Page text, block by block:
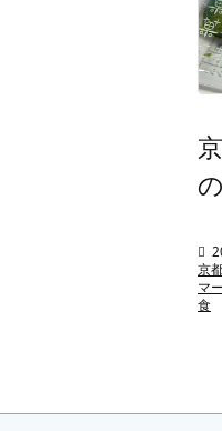

京
マ
食